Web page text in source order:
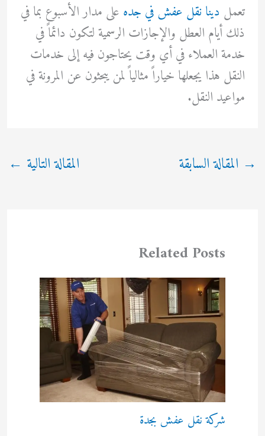
تعمل دينا نقل عفش في جده على مدار الأسبوع بما في
ذلك أيام العطل والإجازات الرسمية لتكون دائماً في
خدمة العملاء في أي وقت يحتاجون فيه إلى خدمات
النقل هذا يجعلها خياراً مثالياً لمن يبحثون عن المرونة في
مواعيد النقل.
→ المقالة السابقة المقالة التالية ←
Related Posts
شركة نقل عفش بجدة